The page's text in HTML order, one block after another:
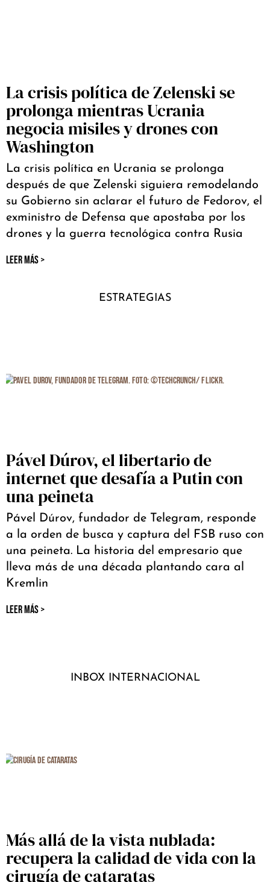
La crisis política de Zelenski se
prolonga mientras Ucrania
negocia misiles y drones con
Washington
La crisis política en Ucrania se prolonga
después de que Zelenski siguiera remodelando
su Gobierno sin aclarar el futuro de Fedorov, el
exministro de Defensa que apostaba por los
drones y la guerra tecnológica contra Rusia
LEER MÁS >
ESTRATEGIAS
Pável Dúrov, el libertario de
internet que desafía a Putin con
una peineta
Pável Dúrov, fundador de Telegram, responde
a la orden de busca y captura del FSB ruso con
una peineta. La historia del empresario que
lleva más de una década plantando cara al
Kremlin
LEER MÁS >
INBOX INTERNACIONAL
Más allá de la vista nublada:
recupera la calidad de vida con la
cirugía de cataratas